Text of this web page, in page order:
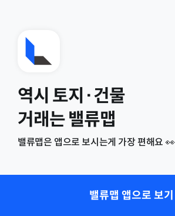
역시 토지·건물
거래는 밸류맵
밸류맵은 앱으로 보시는게 가장 편해요 👀
밸류맵 앱으로 보기